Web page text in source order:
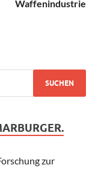
Waffenindustrie
zur